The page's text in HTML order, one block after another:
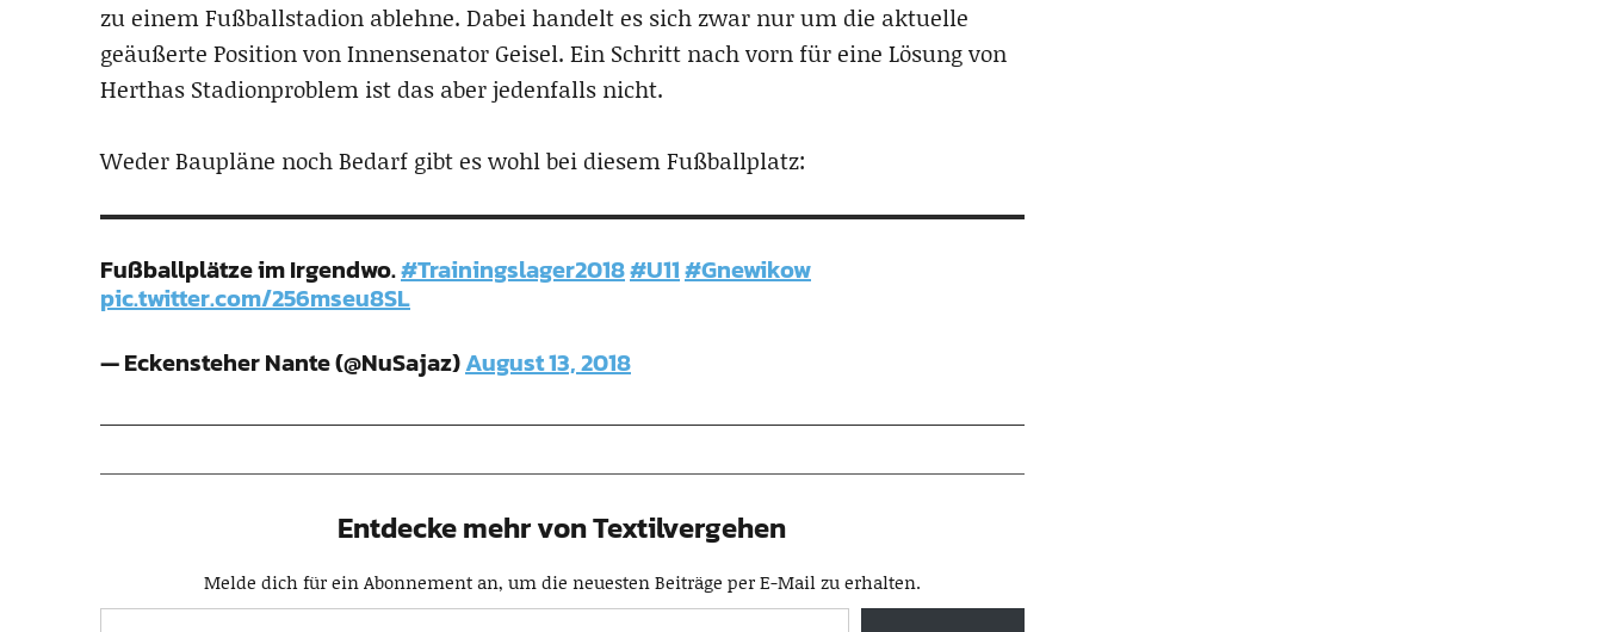
zu einem Fußballstadion ablehne. Dabei handelt es sich zwar nur um die aktuelle
geäußerte Position von Innensenator Geisel. Ein Schritt nach vorn für eine Lösung von
Herthas Stadionproblem ist das aber jedenfalls nicht.
Weder Baupläne noch Bedarf gibt es wohl bei diesem Fußballplatz:
Fußballplätze im Irgendwo.#Trainingslager2018#U11#Gnewikow
pic.twitter.com/256mseu8SL
— Eckensteher Nante (@NuSajaz)August 13, 2018
Entdecke mehr von Textilvergehen
Melde dich für ein Abonnement an, um die neuesten Beiträge per E-Mail zu erhalten.